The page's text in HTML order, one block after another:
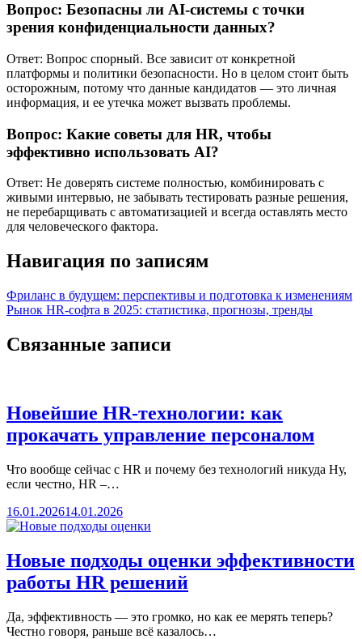
Вопрос: Безопасны ли AI-системы с точки
зрения конфиденциальности данных?
Ответ: Вопрос спорный. Все зависит от конкретной
платформы и политики безопасности. Но в целом стоит быть
осторожным, потому что данные кандидатов — это личная
информация, и ее утечка может вызвать проблемы.
Вопрос: Какие советы для HR, чтобы
эффективно использовать AI?
Ответ: Не доверять системе полностью, комбинировать с
живыми интервью, не забывать тестировать разные решения,
не перебарщивать с автоматизацией и всегда оставлять место
для человеческого фактора.
Навигация по записям
Фриланс в будущем: перспективы и подготовка к изменениям
Рынок HR-софта в 2025: статистика, прогнозы, тренды
Связанные записи
Новейшие HR-технологии: как
прокачать управление персоналом
Что вообще сейчас с HR и почему без технологий никуда Ну,
если честно, HR –…
16.01.202614.01.2026
Новые подходы оценки эффективности
работы HR решений
Да, эффективность — это громко, но как ее мерять теперь?
Честно говоря, раньше всё казалось…